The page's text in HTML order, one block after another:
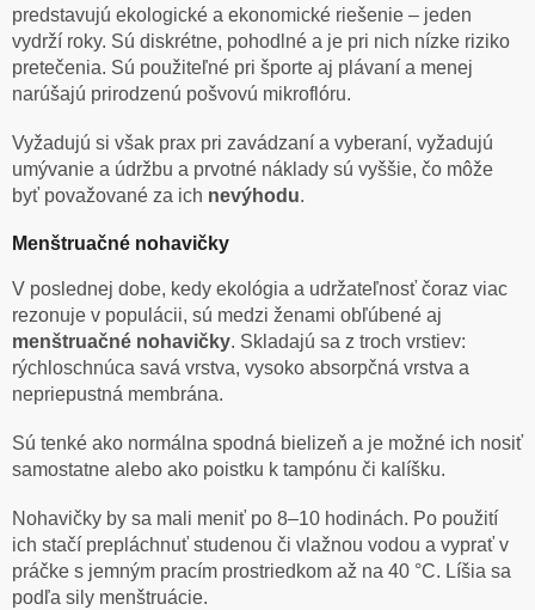
predstavujú ekologické a ekonomické riešenie – jeden
vydrží roky. Sú diskrétne, pohodlné a je pri nich nízke riziko
pretečenia. Sú použiteľné pri športe aj plávaní a menej
narúšajú prirodzenú pošvovú mikroflóru.
Vyžadujú si však prax pri zavádzaní a vyberaní, vyžadujú
umývanie a údržbu a prvotné náklady sú vyššie, čo môže
byť považované za ich nevýhodu.
Menštruačné nohavičky
V poslednej dobe, kedy ekológia a udržateľnosť čoraz viac
rezonuje v populácii, sú medzi ženami obľúbené aj
menštruačné nohavičky. Skladajú sa z troch vrstiev:
rýchloschnúca savá vrstva, vysoko absorpčná vrstva a
nepriepustná membrána.
Sú tenké ako normálna spodná bielizeň a je možné ich nosiť
samostatne alebo ako poistku k tampónu či kalíšku.
Nohavičky by sa mali meniť po 8–10 hodinách. Po použití
ich stačí prepláchnuť studenou či vlažnou vodou a vyprať v
práčke s jemným pracím prostriedkom až na 40 °C. Líšia sa
podľa sily menštruácie.